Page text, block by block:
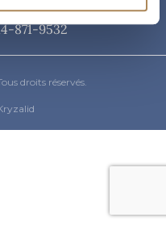
361-8487
871-9532
droits réservés.